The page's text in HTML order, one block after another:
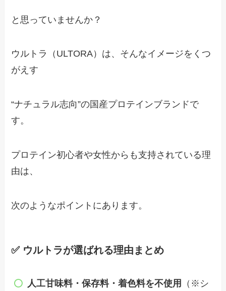
と思っていませんか？
ウルトラ（ULTORA）は、そんなイメージをくつ
がえす
“ナチュラル志向”の国産プロテインブランドで
す。
プロテイン初心者や女性からも支持されている理
由は、
次のようなポイントにあります。
✅ ウルトラが選ばれる理由まとめ
人工甘味料・保存料・着色料を不使用
（※シ